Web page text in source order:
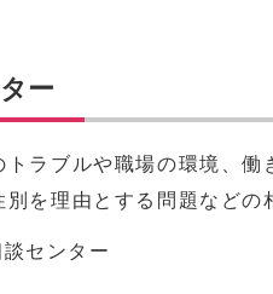
ー
トラブルや職場の環境、
を理由とする問題などの
センター